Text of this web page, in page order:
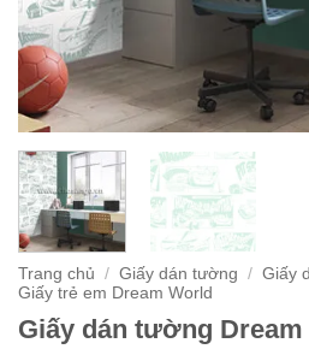
Trang chủ / Giấy dán tường / Giấy
Giấy trẻ em Dream World
Giấy dán tường Dream